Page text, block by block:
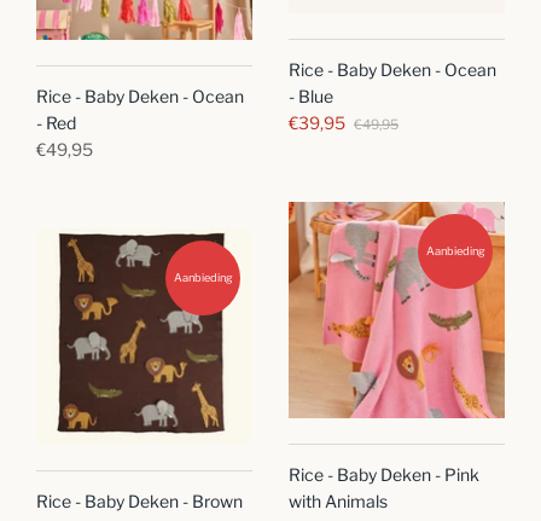
Rice - Baby Deken - Ocean
- Blue
€39,95 €49,95
Rice - Baby Deken - Ocean
- Red
€49,95
Aanbieding
Rice - Baby Deken - Pink
with Animals
Aanbieding
Rice - Baby Deken - Brown